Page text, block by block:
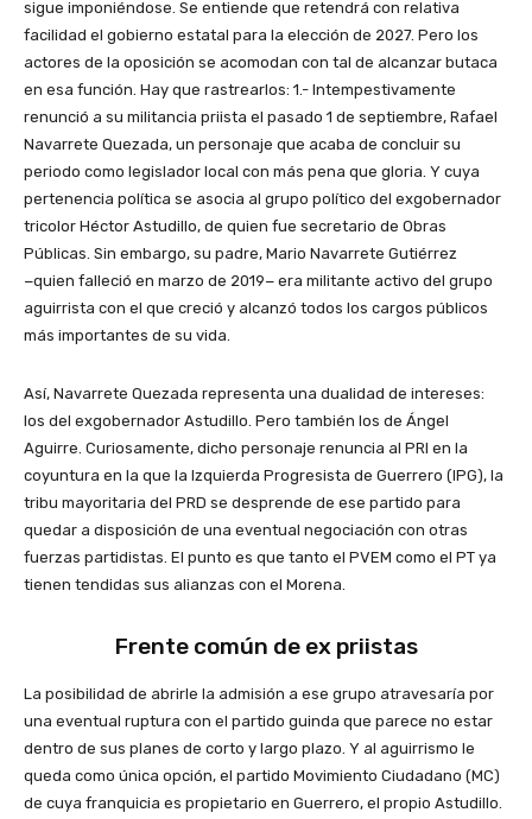
sigue imponiéndose. Se entiende que retendrá con relativa
facilidad el gobierno estatal para la elección de 2027. Pero los
actores de la oposición se acomodan con tal de alcanzar butaca
en esa función. Hay que rastrearlos: 1.- Intempestivamente
renunció a su militancia priista el pasado 1 de septiembre, Rafael
Navarrete Quezada, un personaje que acaba de concluir su
periodo como legislador local con más pena que gloria. Y cuya
pertenencia política se asocia al grupo político del exgobernador
tricolor Héctor Astudillo, de quien fue secretario de Obras
Públicas. Sin embargo, su padre, Mario Navarrete Gutiérrez
−quien falleció en marzo de 2019− era militante activo del grupo
aguirrista con el que creció y alcanzó todos los cargos públicos
más importantes de su vida.
Así, Navarrete Quezada representa una dualidad de intereses:
los del exgobernador Astudillo. Pero también los de Ángel
Aguirre. Curiosamente, dicho personaje renuncia al PRI en la
coyuntura en la que la Izquierda Progresista de Guerrero (IPG), la
tribu mayoritaria del PRD se desprende de ese partido para
quedar a disposición de una eventual negociación con otras
fuerzas partidistas. El punto es que tanto el PVEM como el PT ya
tienen tendidas sus alianzas con el Morena.
Frente común de ex priistas
La posibilidad de abrirle la admisión a ese grupo atravesaría por
una eventual ruptura con el partido guinda que parece no estar
dentro de sus planes de corto y largo plazo. Y al aguirrismo le
queda como única opción, el partido Movimiento Ciudadano (MC)
de cuya franquicia es propietario en Guerrero, el propio Astudillo.